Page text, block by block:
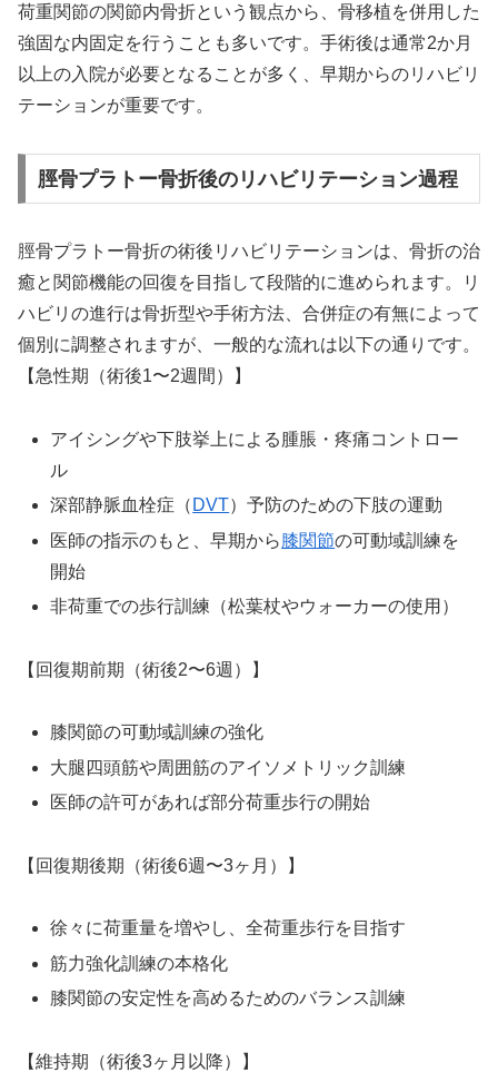
荷重関節の関節内骨折という観点から、骨移植を併用した
強固な内固定を行うことも多いです。手術後は通常2か月
以上の入院が必要となることが多く、早期からのリハビリ
テーションが重要です。
脛骨プラトー骨折後のリハビリテーション過程
脛骨プラトー骨折の術後リハビリテーションは、骨折の治
癒と関節機能の回復を目指して段階的に進められます。リ
ハビリの進行は骨折型や手術方法、合併症の有無によって
個別に調整されますが、一般的な流れは以下の通りです。
【急性期（術後1〜2週間）】
アイシングや下肢挙上による腫脹・疼痛コントロー
ル
深部静脈血栓症（ DVT）予防のための下肢の運動
医師の指示のもと、早期から膝関節の可動域訓練を
開始
非荷重での歩行訓練（松葉杖やウォーカーの使用）
【回復期前期（術後2〜6週）】
膝関節の可動域訓練の強化
大腿四頭筋や周囲筋のアイソメトリック訓練
医師の許可があれば部分荷重歩行の開始
【回復期後期（術後6週〜3ヶ月）】
徐々に荷重量を増やし、全荷重歩行を目指す
筋力強化訓練の本格化
膝関節の安定性を高めるためのバランス訓練
【維持期（術後3ヶ月以降）】